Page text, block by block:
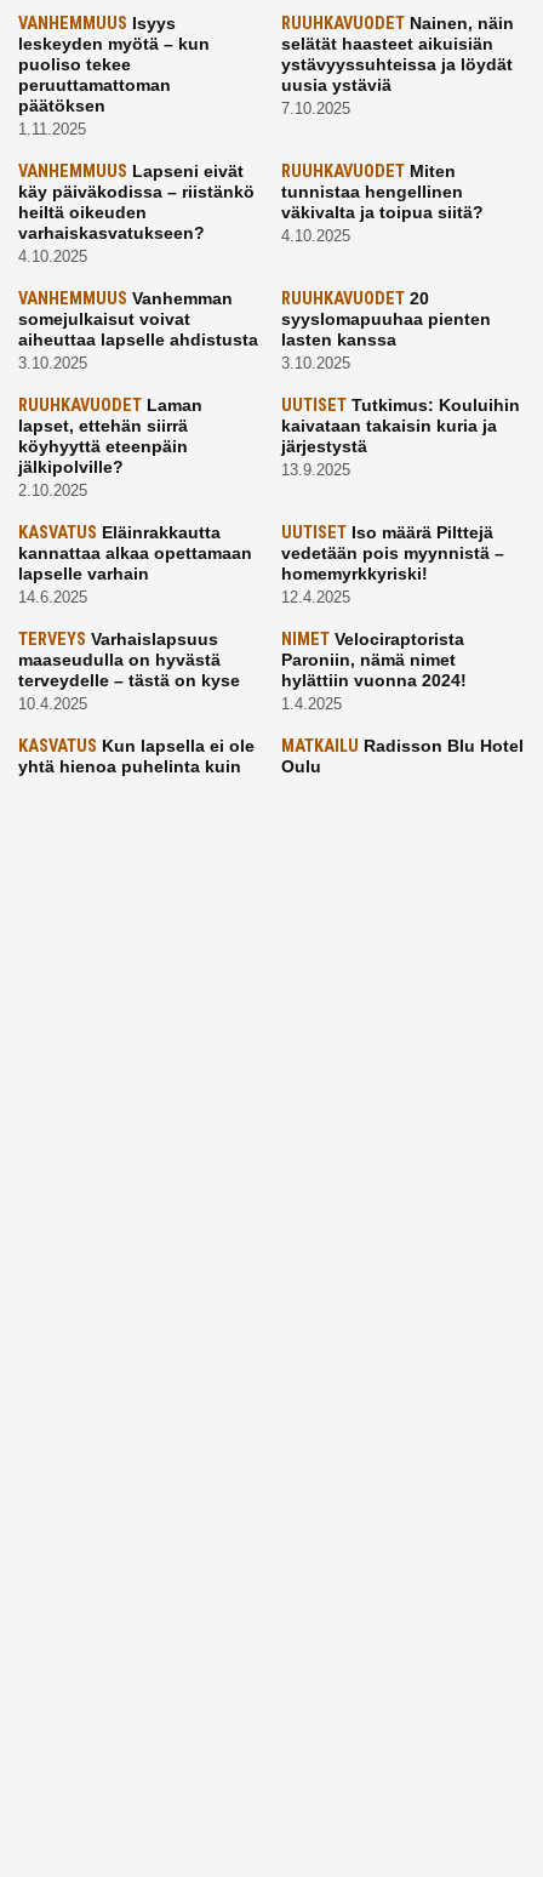
VANHEMMUUS Isyys
leskeyden myötä – kun
puoliso tekee
peruuttamattoman
päätöksen
1.11.2025
RUUHKAVUODETNainen, näin
selätät haasteet aikuisiän
ystävyyssuhteissa ja löydät
uusia ystäviä
7.10.2025
VANHEMMUUS Lapseni eivät
käy päiväkodissa – riistänkö
heiltä oikeuden
varhaiskasvatukseen?
4.10.2025
RUUHKAVUODETMiten
tunnistaa hengellinen
väkivalta ja toipua siitä?
4.10.2025
VANHEMMUUS Vanhemman
somejulkaisut voivat
aiheuttaa lapselle ahdistusta
3.10.2025
RUUHKAVUODET20
syyslomapuuhaa pienten
lasten kanssa
3.10.2025
RUUHKAVUODET Laman
lapset, ettehän siirrä
köyhyyttä eteenpäin
jälkipolville?
2.10.2025
UUTISETTutkimus: Kouluihin
kaivataan takaisin kuria ja
järjestystä
13.9.2025
KASVATUS Eläinrakkautta
kannattaa alkaa opettamaan
lapselle varhain
14.6.2025
UUTISETIso määrä Pilttejä
vedetään pois myynnistä –
homemyrkkyriski!
12.4.2025
TERVEYS Varhaislapsuus
maaseudulla on hyvästä
terveydelle – tästä on kyse
10.4.2025
NIMETVelociraptorista
Paroniin, nämä nimet
hylättiin vuonna 2024!
1.4.2025
KASVATUS Kun lapsella ei ole
yhtä hienoa puhelinta kuin
MATKAILU Radisson Blu Hotel
Oulu